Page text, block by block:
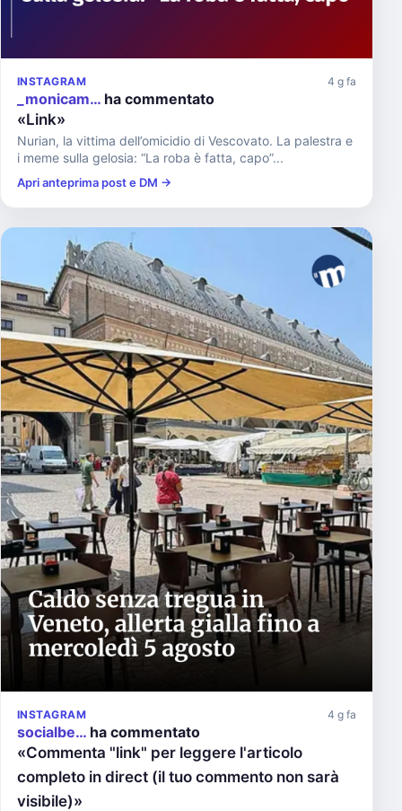
INSTAGRAM 4 g fa
_monicam… ha commentato
«Link»
Nurian, la vittima dell’omicidio di Vescovato. La palestra e
i meme sulla gelosia: “La roba è fatta, capo”...
Apri anteprima post e DM →
INSTAGRAM 4 g fa
socialbe… ha commentato
«Commenta "link" per leggere l'articolo
completo in direct (il tuo commento non sarà
visibile)»